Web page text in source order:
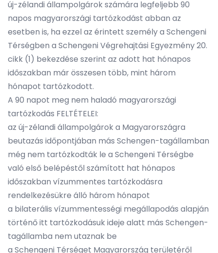
új-zélandi állampolgárok számára legfeljebb 90
napos magyarországi tartózkodást abban az
esetben is, ha ezzel az érintett személy a Schengeni
Térségben a Schengeni Végrehajtási Egyezmény 20.
cikk (1) bekezdése szerint az adott hat hónapos
időszakban már összesen több, mint három
hónapot tartózkodott.
A 90 napot meg nem haladó magyarországi
tartózkodás FELTÉTELEI:
az új-zélandi állampolgárok a Magyarországra
beutazás időpontjában más Schengen-tagállamban
még nem tartózkodták le a Schengeni Térségbe
való első belépéstől számított hat hónapos
időszakban vízummentes tartózkodásra
rendelkezésükre álló három hónapot
a bilaterális vízummentességi megállapodás alapján
történő itt tartózkodásuk ideje alatt más Schengen-
tagállamba nem utaznak be
a Schengeni Térséget Magyarország területéről